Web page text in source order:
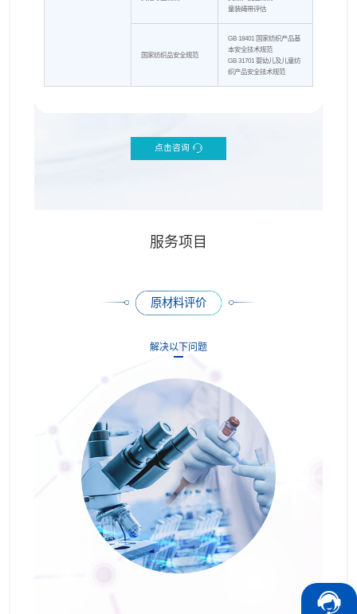
童装绳带评估
国家纺织品安全规范
GB 18401 国家纺织产品基
本安全技术规范
GB 31701 婴幼儿及儿童纺
织产品安全技术规范
点击咨询
服务项目
原材料评价
解决以下问题